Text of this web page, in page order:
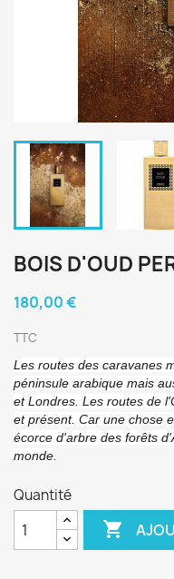
BOIS D'OUD
180,00 €
TTC
Les routes des caravanes
péninsule arabique mais
et Londres. Les routes de
et présent. Car une chose
écorce d'arbre des forêts
monde.
Quantité
